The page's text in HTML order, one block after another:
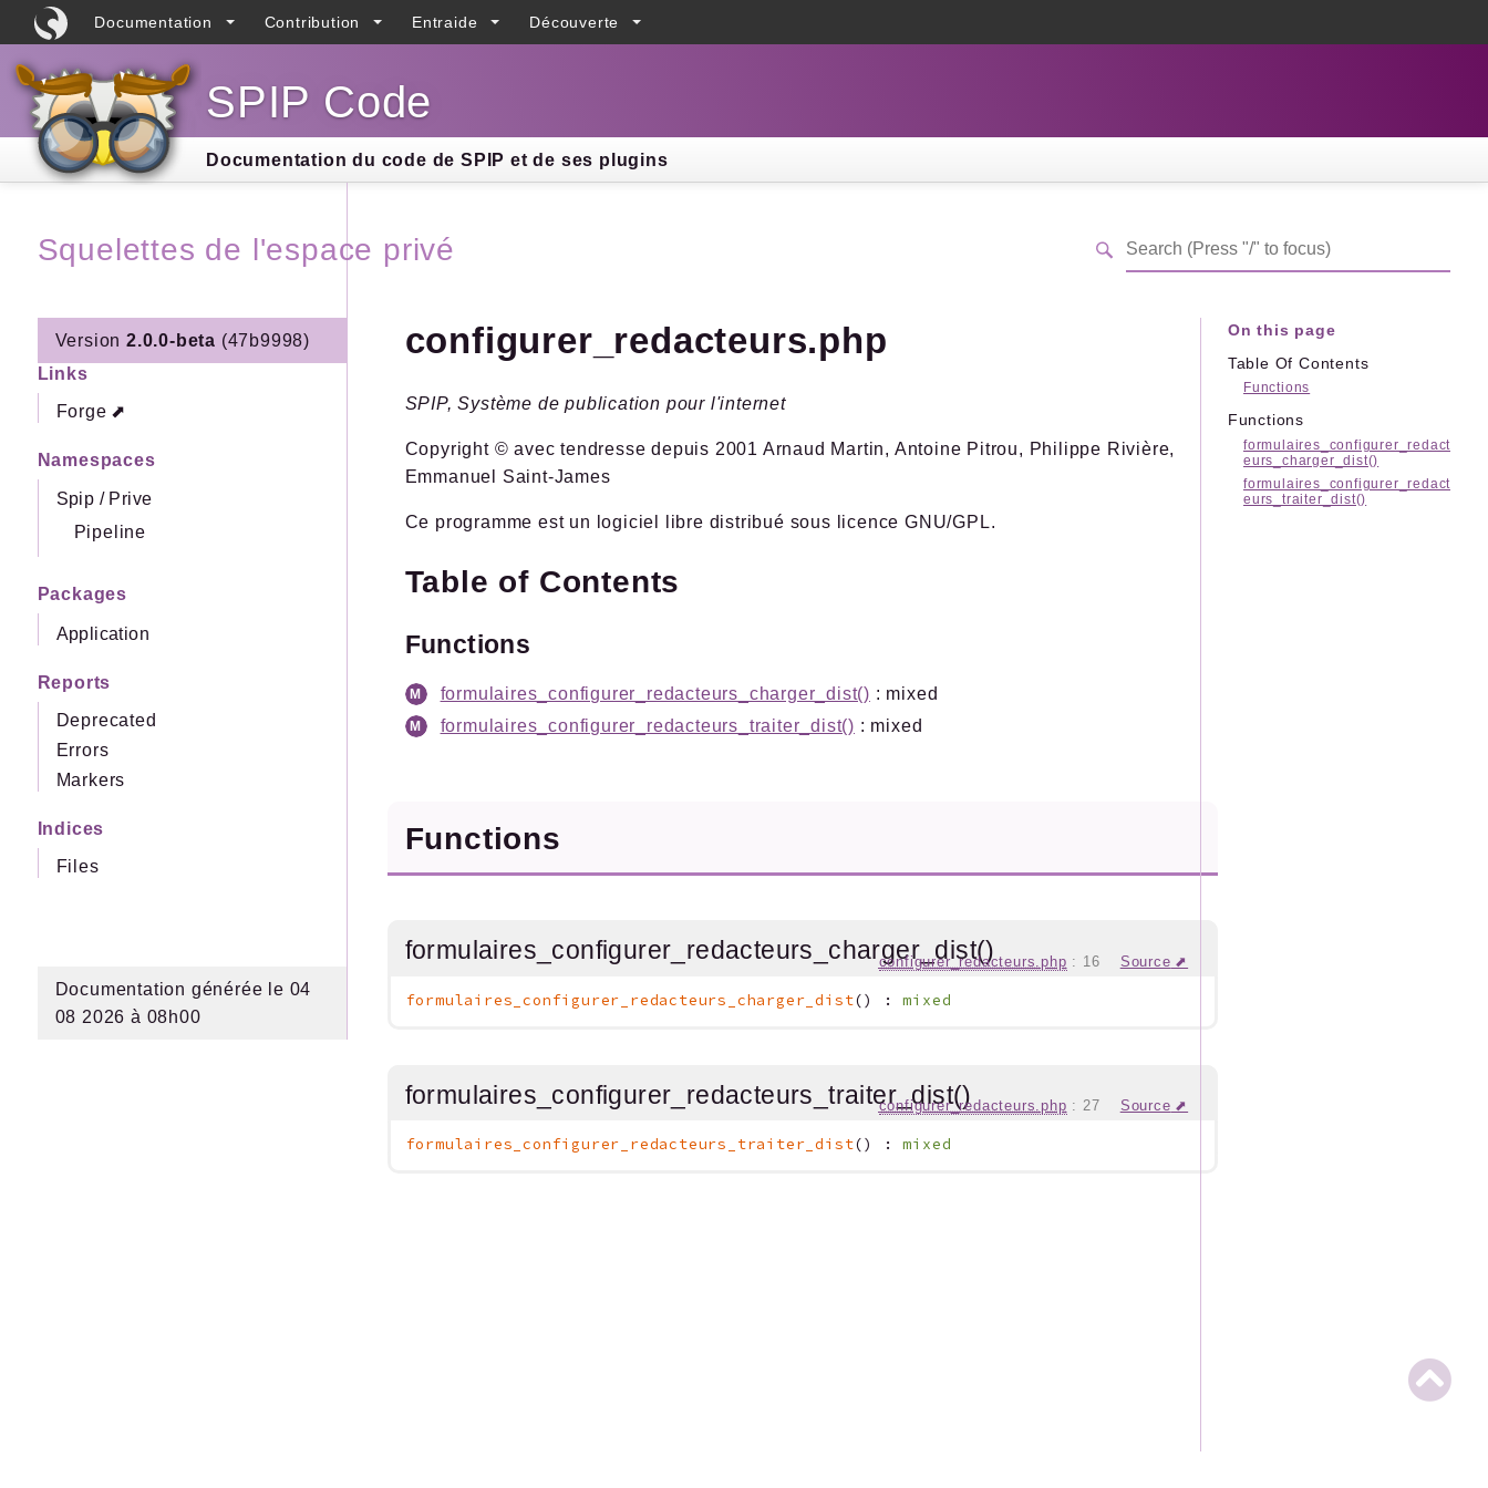
Documentation Contribution Entraide Découverte
SPIP Code
Documentation du code de SPIP et de ses plugins
Squelettes de l'espace privé
Version 2.0.0-beta (47b9998)
Links
Forge
Namespaces
Spip / Prive
Pipeline
Packages
Application
Reports
Deprecated
Errors
Markers
Indices
Files
Documentation générée le 04
08 2026 à 08h00
configurer_redacteurs.php
SPIP, Système de publication pour l'internet
Copyright © avec tendresse depuis 2001 Arnaud Martin, Antoine Pitrou, Philippe Rivière,
Emmanuel Saint-James
Ce programme est un logiciel libre distribué sous licence GNU/GPL.
Table of Contents
Functions
formulaires_configurer_redacteurs_charger_dist() : mixed
formulaires_configurer_redacteurs_traiter_dist() : mixed
Functions
formulaires_configurer_redacteurs_charger_dist()
configurer_redacteurs.php : 16 Source
formulaires_configurer_redacteurs_charger_dist() :mixed
formulaires_configurer_redacteurs_traiter_dist()
configurer_redacteurs.php : 27 Source
formulaires_configurer_redacteurs_traiter_dist() :mixed
On this page
Table Of Contents
Functions
Functions
formulaires_configurer_redact
eurs_charger_dist()
formulaires_configurer_redact
eurs_traiter_dist()
Search results